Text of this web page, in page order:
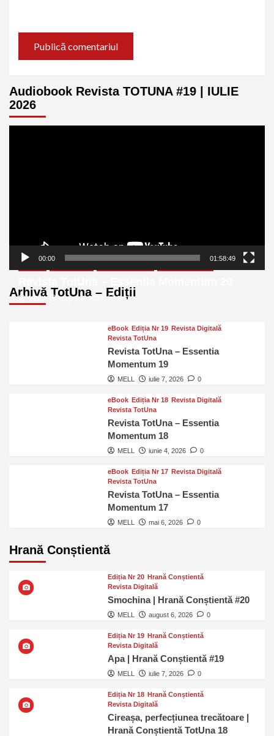
Audiobook Revista TOTUNA #19 | IULIE
2026
00:00 01:58:49
Arhivă TotUna – Ediții
MELL august 6, 2026 0
eBook Ediția Nr 19 Revista Digitală
Revista TotUna
Revista TotUna – Essentia
Momentum 19
MELL iulie 7, 2026 0
eBook Ediția Nr 18 Revista Digitală
Revista TotUna
Revista TotUna – Essentia
Momentum 18
MELL iunie 4, 2026 0
eBook Ediția Nr 17 Revista Digitală
Revista TotUna
Revista TotUna – Essentia
Momentum 17
MELL mai 6, 2026 0
Hrană Conștientă
Ediția Nr 20 Hrană Conștientă
Revista Digitală
Smochina | Hrană Conștientă #20
MELL august 6, 2026 0
Ediția Nr 19 Hrană Conștientă
Revista Digitală
Apa | Hrană Conștientă #19
MELL iulie 7, 2026 0
Ediția Nr 18 Hrană Conștientă
Revista Digitală
Cireașa, perfecțiunea trecătoare |
Hrană Conștientă TotUna 18